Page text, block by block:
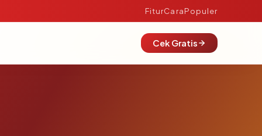
FiturCaraPopuler
Cek Gratis